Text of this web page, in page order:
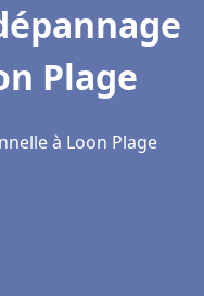
Plage
à Loon Plage